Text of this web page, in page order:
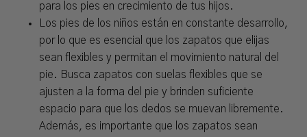
para los pies en crecimiento de tus hijos.
Los pies de los niños están en constante desarrollo,
por lo que es esencial que los zapatos que elijas
sean flexibles y permitan el movimiento natural del
pie. Busca zapatos con suelas flexibles que se
ajusten a la forma del pie y brinden suficiente
espacio para que los dedos se muevan libremente.
Además, es importante que los zapatos sean